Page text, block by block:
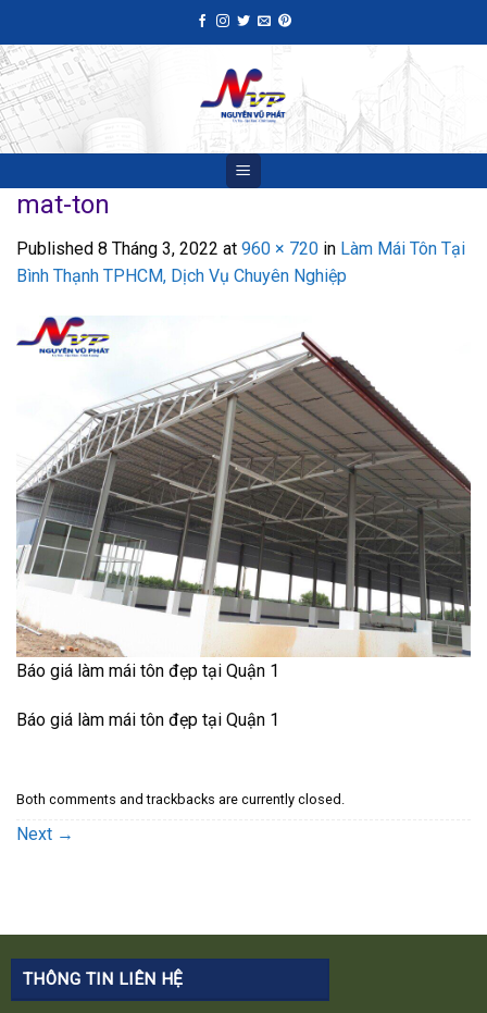
to
content
mat-ton
Published 8 Tháng 3, 2022 at 960 × 720 in Làm Mái Tôn Tại
Bình Thạnh TPHCM, Dịch Vụ Chuyên Nghiệp
Báo giá làm mái tôn đẹp tại Quận 1
Báo giá làm mái tôn đẹp tại Quận 1
Both comments and trackbacks are currently closed.
Next →
THÔNG TIN LIÊN HỆ